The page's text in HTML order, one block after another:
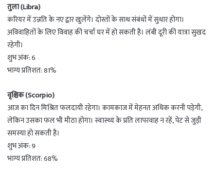
तुला (Libra)
करियर में उन्नति के नए द्वार खुलेंगे। दोस्तों के साथ संबंधों में सुधार होगा।
अविवाहितों के लिए विवाह की चर्चा घर में हो सकती है। लंबी दूरी की यात्रा सुखद
रहेगी।
शुभ अंक: 6
भाग्य प्रतिशत: 81%
वृश्चिक (Scorpio)
आज का दिन मिश्रित फलदायी रहेगा। कामकाज में मेहनत अधिक करनी पड़ेगी,
लेकिन उसका फल भी मीठा होगा। स्वास्थ्य के प्रति लापरवाह न रहें, पेट से जुड़ी
समस्या हो सकती है।
शुभ अंक: 9
भाग्य प्रतिशत: 68%